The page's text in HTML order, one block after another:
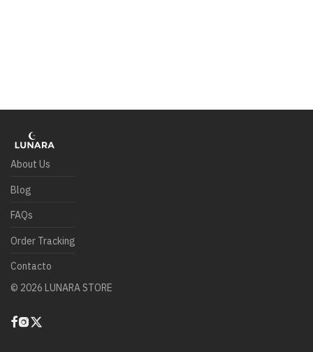
About Us
Blog
FAQs
Order Tracking
Contacto
© 2026 LUNARA STORE